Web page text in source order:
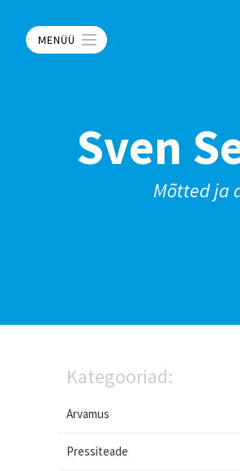
MENÜÜ
Sven
Mõtted ja
Kategooriad:
Arvamus
Pressiteade